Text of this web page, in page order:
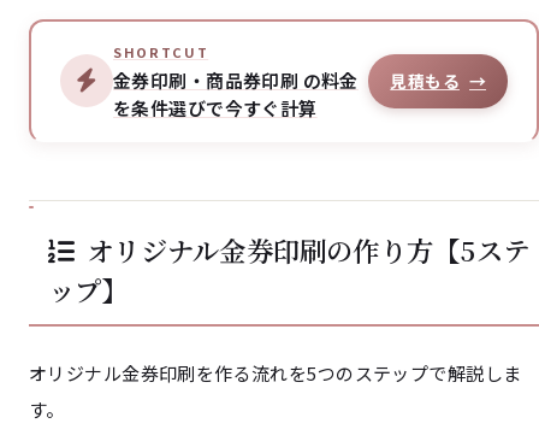
SHORTCUT
金券印刷・商品券印刷 の料金
を条件選びで今すぐ計算
見積もる →
オリジナル金券印刷の作り方【5ステ
ップ】
オリジナル金券印刷を作る流れを5つのステップで解説しま
す。